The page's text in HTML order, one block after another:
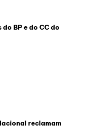
BP e do CC do
reclamam